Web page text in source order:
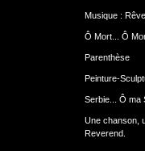
Musique : Rêve
Ô Mort... Ô
Parenthèse
Peinture-
Serbie... Ô ma
Une chanson,
Reverend.